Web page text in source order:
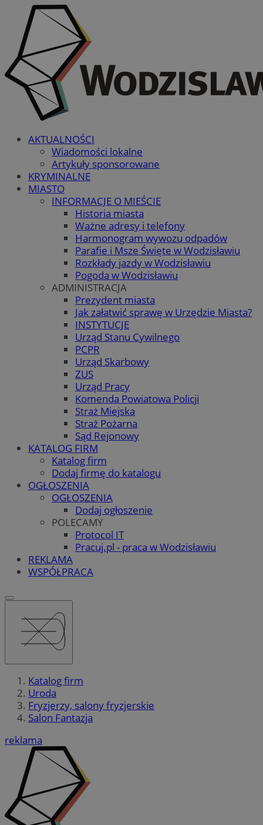
AKTUALNOŚCI
Wiadomości lokalne
Artykuły sponsorowane
KRYMINALNE
MIASTO
INFORMACJE O MIEŚCIE
Historia miasta
Ważne adresy i telefony
Harmonogram wywozu odpadów
Parafie i Msze Święte w Wodzisławiu
Rozkłady jazdy w Wodzisławiu
Pogoda w Wodzisławiu
ADMINISTRACJA
Prezydent miasta
Jak załatwić sprawę w Urzędzie Miasta?
INSTYTUCJE
Urząd Stanu Cywilnego
PCPR
Urząd Skarbowy
ZUS
Urząd Pracy
Komenda Powiatowa Policji
Straż Miejska
Straż Pożarna
Sąd Rejonowy
KATALOG FIRM
Katalog firm
Dodaj firmę do katalogu
OGŁOSZENIA
OGŁOSZENIA
Dodaj ogłoszenie
POLECAMY
Protocol IT
Pracuj.pl - praca w Wodzisławiu
REKLAMA
WSPÓŁPRACA
Katalog firm
Uroda
Fryzjerzy, salony fryzjerskie
Salon Fantazja
reklama